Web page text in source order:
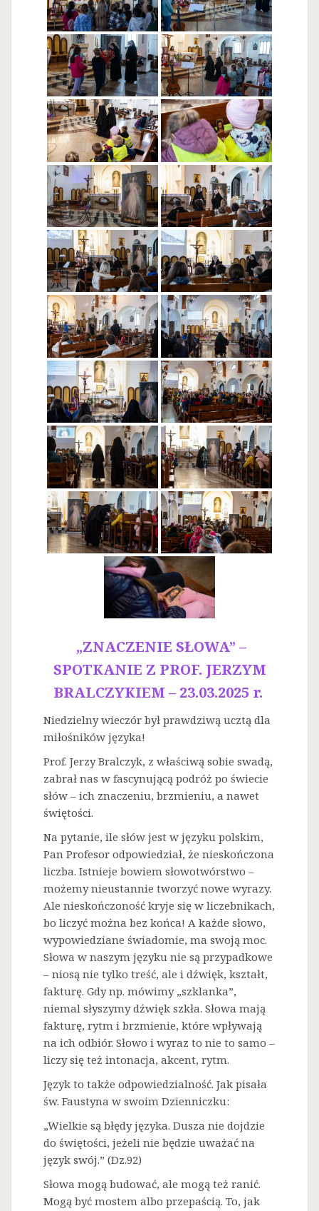
„ZNACZENIE SŁOWA” –
SPOTKANIE Z PROF. JERZYM
BRALCZYKIEM – 23.03.2025 r.
Niedzielny wieczór był prawdziwą ucztą dla
miłośników języka!
Prof. Jerzy Bralczyk, z właściwą sobie swadą,
zabrał nas w fascynującą podróż po świecie
słów – ich znaczeniu, brzmieniu, a nawet
świętości.
Na pytanie, ile słów jest w języku polskim,
Pan Profesor odpowiedział, że nieskończona
liczba. Istnieje bowiem słowotwórstwo –
możemy nieustannie tworzyć nowe wyrazy.
Ale nieskończoność kryje się w liczebnikach,
bo liczyć można bez końca! A każde słowo,
wypowiedziane świadomie, ma swoją moc.
Słowa w naszym języku nie są przypadkowe
– niosą nie tylko treść, ale i dźwięk, kształt,
fakturę. Gdy np. mówimy „szklanka”,
niemal słyszymy dźwięk szkła. Słowa mają
fakturę, rytm i brzmienie, które wpływają
na ich odbiór. Słowo i wyraz to nie to samo –
liczy się też intonacja, akcent, rytm.
Język to także odpowiedzialność. Jak pisała
św. Faustyna w swoim Dzienniczku:
„Wielkie są błędy języka. Dusza nie dojdzie
do świętości, jeżeli nie będzie uważać na
język swój.” (Dz.92)
Słowa mogą budować, ale mogą też ranić.
Mogą być mostem albo przepaścią. To, jak